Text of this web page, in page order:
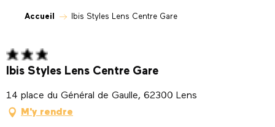
Accueil Ibis Styles Lens Centre Gare
Ibis Styles Lens Centre Gare
14 place du Général de Gaulle, 62300 Lens
M'y rendre